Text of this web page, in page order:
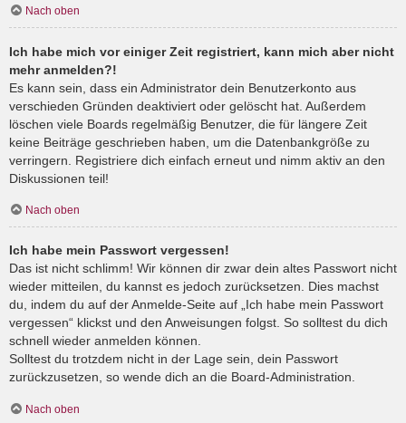
Nach oben
Ich habe mich vor einiger Zeit registriert, kann mich aber nicht
mehr anmelden?!
Es kann sein, dass ein Administrator dein Benutzerkonto aus
verschieden Gründen deaktiviert oder gelöscht hat. Außerdem
löschen viele Boards regelmäßig Benutzer, die für längere Zeit
keine Beiträge geschrieben haben, um die Datenbankgröße zu
verringern. Registriere dich einfach erneut und nimm aktiv an den
Diskussionen teil!
Nach oben
Ich habe mein Passwort vergessen!
Das ist nicht schlimm! Wir können dir zwar dein altes Passwort nicht
wieder mitteilen, du kannst es jedoch zurücksetzen. Dies machst
du, indem du auf der Anmelde-Seite auf „Ich habe mein Passwort
vergessen“ klickst und den Anweisungen folgst. So solltest du dich
schnell wieder anmelden können.
Solltest du trotzdem nicht in der Lage sein, dein Passwort
zurückzusetzen, so wende dich an die Board-Administration.
Nach oben